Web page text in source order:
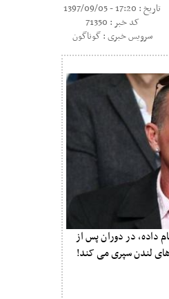
تاریخ : 17:20 - 1397/09/05
کد خبر : 71350
سرویس خبری : گوناگون
گاسکوئین ۵۱ ساله که ۵۷ بازی ملی برای انگلیس بین سال‌های ۱۹۸۸ تا ۱۹۹۸ انجام داده، در دوران پس از
های لندن سپری می کند!